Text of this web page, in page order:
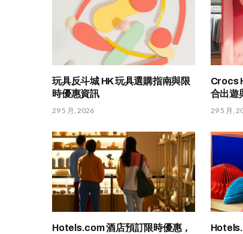
玩具反斗城 HK 玩具選購指南與限
時優惠資訊
29 5 月, 2026
Crocs
合出遊
29 5 月,
Hotels.com 酒店預訂限時優惠，